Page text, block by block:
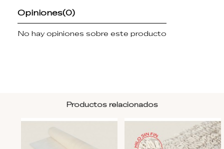
Opiniones(0)
No hay opiniones sobre este producto
Productos relacionados